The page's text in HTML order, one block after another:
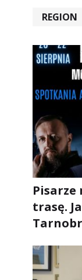
REGION
Pisarze
trasę.